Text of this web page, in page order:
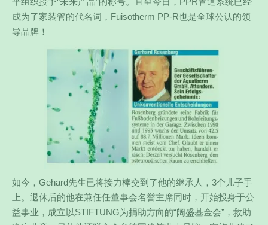
成为了家装管的代名词，Fuisotherm PP-R也是全球公认的领
导品牌！
如今，Gehard先生已将接力棒交到了他的继承人，3个儿子手
上。退休后的他在兼任任董事会名誉主席同时，开始投身于公
益事业，成立以STIFTUNG为捐助方向的“阔盛基金会”，救助